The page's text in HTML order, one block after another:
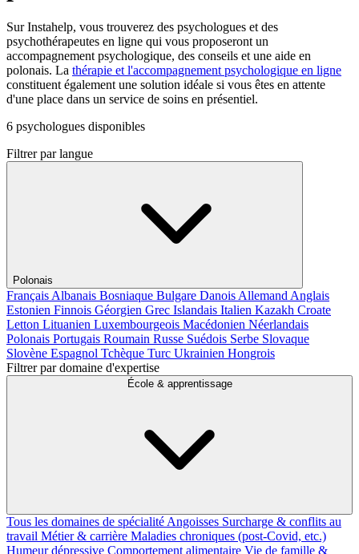
Sur Instahelp, vous trouverez des psychologues et des
psychothérapeutes en ligne qui vous proposeront un
accompagnement psychologique, des conseils et une aide en
polonais. La thérapie et l'accompagnement psychologique en ligne
constituent également une solution idéale si vous êtes en attente
d'une place dans un service de soins en présentiel.
6 psychologues disponibles
Filtrer par langue
Polonais
Français Albanais Bosniaque Bulgare Danois Allemand Anglais
Estonien Finnois Géorgien Grec Islandais Italien Kazakh Croate
Letton Lituanien Luxembourgeois Macédonien Néerlandais
Polonais Portugais Roumain Russe Suédois Serbe Slovaque
Slovène Espagnol Tchèque Turc Ukrainien Hongrois
Filtrer par domaine d'expertise
École & apprentissage
Tous les domaines de spécialité Angoisses Surcharge & conflits au
travail Métier & carrière Maladies chroniques (post-Covid, etc.)
Humeur dépressive Comportement alimentaire Vie de famille &